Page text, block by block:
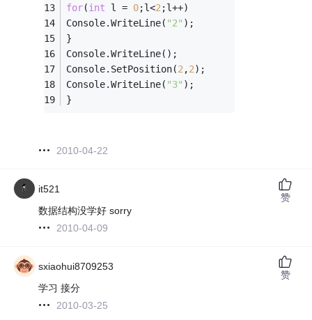
for(int l = 0;l<2;l++)
Console.WriteLine( "2" );
}
Console.WriteLine();
Console.SetPosition(2,2);
Console.WriteLine( "3" );
}
2010-04-22
it521
数据结构没学好 sorry
2010-04-09
赞
sxiaohui8709253
学习 接分
2010-03-25
赞